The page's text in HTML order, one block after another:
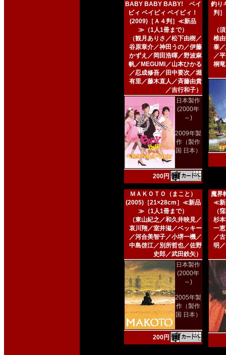
BABY BABY BABY! ベイ
ビィ ベイビィ ベイビィ！
(2009)［Ａ４判］≪新品
≫（1人1冊まで）
（観月ありさ／松下由樹／
谷原章介／神田うの／伊藤
かずえ／岡田浩暉／野波麻
帆／MEGUMI／山本ひかる
／忍成修吾／田中要次／堀
有里／藤木直人／斉藤由貴
／吉行和子）
日本製作
(2000年
～)
2009年製
作（製作
国 日本）
200円
釣り
判
（
椎
泰
／
桐
ＭＡＫＯＴＯ（まこと）
(2005)［21×28cm］≪新品
≫（1人1冊まで）
（東山紀之／和久井映見／
哀川翔／室井滋／ベッキー
／河合美智子／小堺一機／
中島啓江／別所哲也／佐野
史郎／武田鉄矢）
日本製作
(2000年
～)
2005年製
作（製作
国 日本）
200円
魔界
≪新
（
杉
一
／
明